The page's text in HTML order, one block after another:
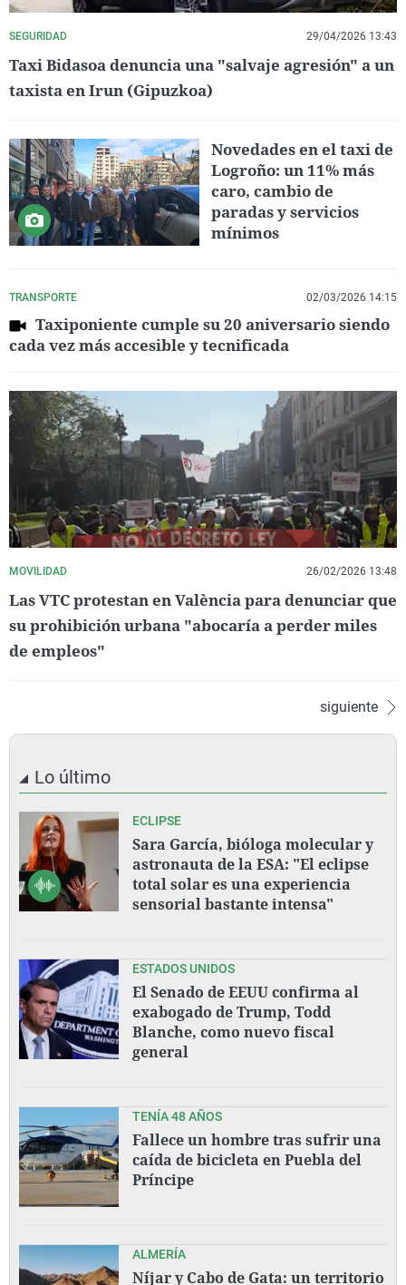
SEGURIDAD 29/04/2026 13:43
Taxi Bidasoa denuncia una "salvaje agresión" a un
taxista en Irun (Gipuzkoa)
Novedades en el taxi de
Logroño: un 11% más
caro, cambio de
paradas y servicios
mínimos
TRANSPORTE 02/03/2026 14:15
Taxiponiente cumple su 20 aniversario siendo
cada vez más accesible y tecnificada
MOVILIDAD 26/02/2026 13:48
Las VTC protestan en València para denunciar que
su prohibición urbana "abocaría a perder miles
de empleos"
siguiente
Lo último
ECLIPSE
Sara García, bióloga molecular y
astronauta de la ESA: "El eclipse
total solar es una experiencia
sensorial bastante intensa"
ESTADOS UNIDOS
El Senado de EEUU confirma al
exabogado de Trump, Todd
Blanche, como nuevo fiscal
general
TENÍA 48 AÑOS
Fallece un hombre tras sufrir una
caída de bicicleta en Puebla del
Príncipe
ALMERÍA
Níjar y Cabo de Gata: un territorio